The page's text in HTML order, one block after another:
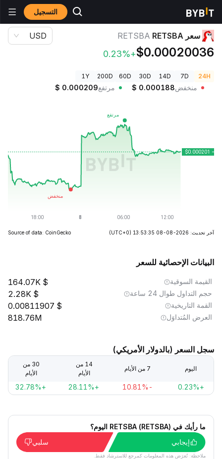
التسجيل أسعار العملات الرقمية
سعر RETSBA RETSBA
$0.00020036
+0.23%
USD
24H
7D
14D
30D
60D
200D
1Y
منخفض $ 0.000188 مرتفع $ 0.000209
آخر تحديث: 2026-08-08 13:53:35 (UTC+0)
Source of data: CoinGecko
البيانات الإحصائية للسعر
القيمة السوقية 164.07K
حجم التداول طوال 24 ساعة 2.28K
القمة التاريخية 0.00811907
العرض المُتداوَل 818.76M
سجل السعر (بالدولار الأمريكي)
اليوم 7 من الأيام
14 من
الأيام
30 من
الأيام
+0.23%
-10.81%
+28.11%
+32.78%
ما رأيك في RETSBA (RETSBA) اليوم؟
إيجابي
سلبي
ملاحظة: تُعرَض هذه المعلومات كمرجع للاسترشاد فقط.